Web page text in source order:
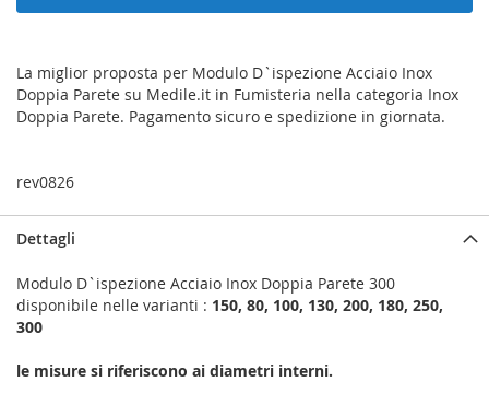
La miglior proposta per Modulo D`ispezione Acciaio Inox
Doppia Parete su Medile.it in Fumisteria nella categoria Inox
Doppia Parete. Pagamento sicuro e spedizione in giornata.
rev0826
Dettagli
Modulo D`ispezione Acciaio Inox Doppia Parete 300
disponibile nelle varianti : 150, 80, 100, 130, 200, 180, 250,
300
le misure si riferiscono ai diametri interni.